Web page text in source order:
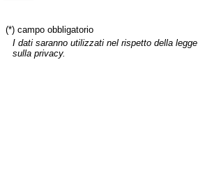
(*) campo obbligatorio
I dati saranno utilizzati nel rispetto della legge
sulla privacy.